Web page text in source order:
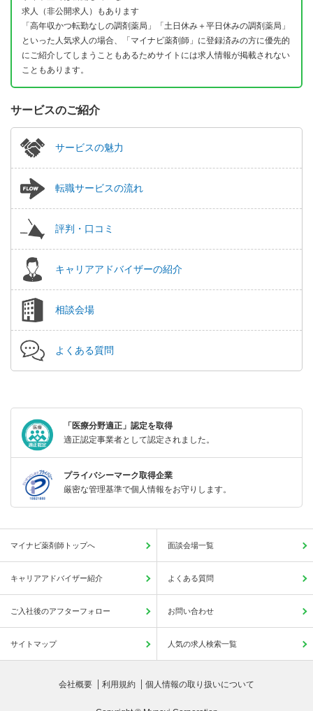
求人（非公開求人）もあります
「高年収かつ転勤なしの調剤薬局」「土日休み＋平日休みの調剤薬局」
といった人気求人の場合、「マイナビ薬剤師」に登録済みの方に優先的
にご紹介してしまうこともあるためサイトには求人情報が掲載されない
こともあります。
サービスのご紹介
サービスの魅力
転職サービスの流れ
評判・口コミ
キャリアアドバイザーの紹介
相談会場
よくある質問
「医療分野適正」認定を取得
適正認定事業者として認定されました。
プライバシーマーク取得企業
厳密な管理基準で個人情報をお守りします。
マイナビ薬剤師トップへ 面談会場一覧
キャリアアドバイザー紹介 よくある質問
ご入社後のアフターフォロー お問い合わせ
サイトマップ 人気の求人検索一覧
会社概要 利用規約 個人情報の取り扱いについて